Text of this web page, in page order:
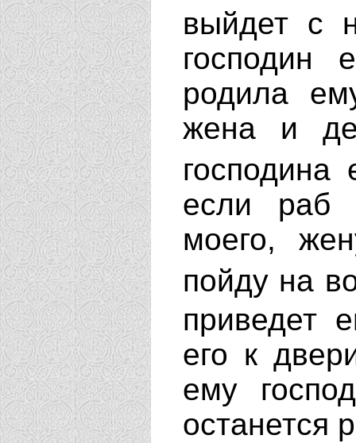
выйдет с
родила
жена и
если раб
моего,
пойду на
приведет
его к
ему
останется